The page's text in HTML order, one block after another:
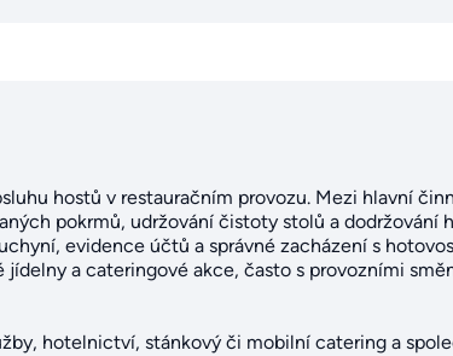
hostů v restauračním provozu. Mezi hlavní
pokrmů, udržování čistoty stolů a dodržování
evidence účtů a správné zacházení s
a cateringové akce, často s provozními
hotelnictví, stánkový či mobilní catering a